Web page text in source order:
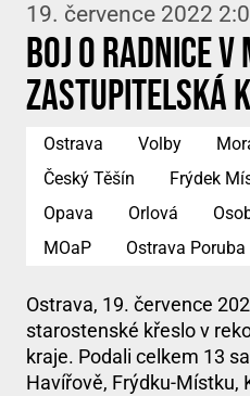
19. července 2022
Boj o radnice v
zastupitelská
Ostrava Volby
Český Těšín
Frýdek
Opava
Orlová
MOaP
Ostrava Poruba
Ostrava, 19. července
starostenské křeslo v
kraje. Podali celkem 13
Havířově, Frýdku-Místku,